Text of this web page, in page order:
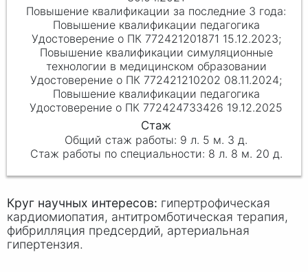
Повышение квалификации педагогика
Удостоверение о ПК 772421201871 15.12.2023;
Повышение квалификации симуляционные
технологии в медицинском образовании
Удостоверение о ПК 772421210202 08.11.2024;
Повышение квалификации педагогика
Удостоверение о ПК 772424733426 19.12.2025
9 л. 5 м. 3 д.
8 л. 8 м. 20 д.
Круг научных интересов: гипертрофическая
кардиомиопатия, антитромботическая терапия,
фибрилляция предсердий, артериальная
гипертензия.